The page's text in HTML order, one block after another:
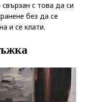
с това да си
без да се
и се клати.